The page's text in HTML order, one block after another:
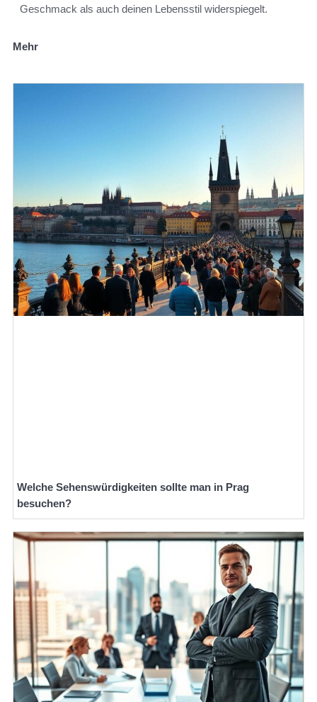
Geschmack als auch deinen Lebensstil widerspiegelt.
Mehr
Welche Sehenswürdigkeiten sollte man in Prag
besuchen?